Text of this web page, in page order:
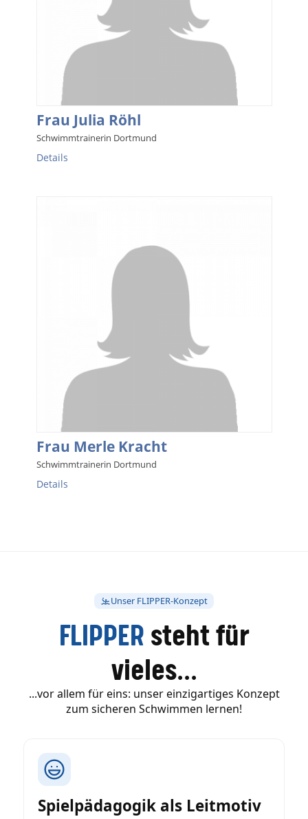
Unser FLIPPER-Konzept
FLIPPER steht für
vieles...
...vor allem für eins: unser einzigartiges Konzept
zum sicheren Schwimmen lernen!
Spielpädagogik als Leitmotiv